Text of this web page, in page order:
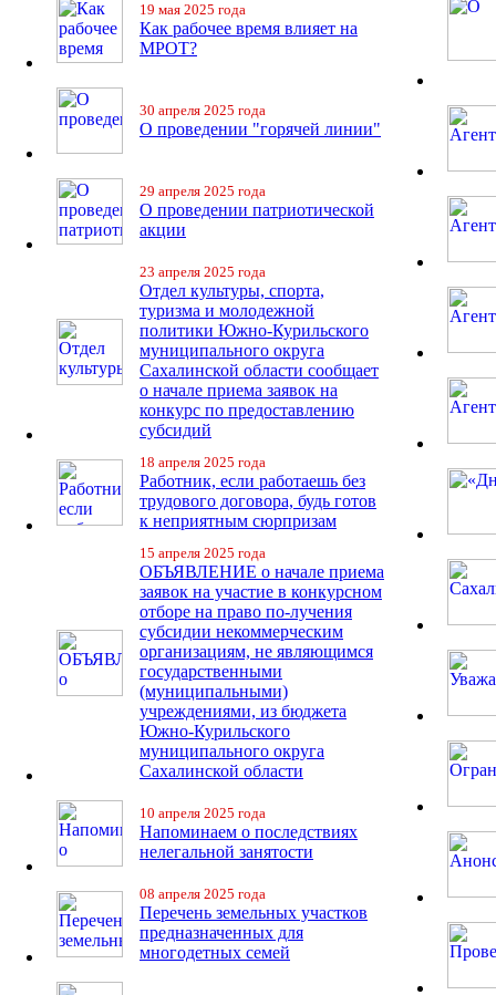
19 мая 2025 года
Как рабочее время влияет на
МРОТ?
30 апреля 2025 года
О проведении "горячей линии"
29 апреля 2025 года
О проведении патриотической
акции
23 апреля 2025 года
Отдел культуры, спорта,
туризма и молодежной
политики Южно-Курильского
муниципального округа
Сахалинской области сообщает
о начале приема заявок на
конкурс по предоставлению
субсидий
18 апреля 2025 года
Работник, если работаешь без
трудового договора, будь готов
к неприятным сюрпризам
15 апреля 2025 года
ОБЪЯВЛЕНИЕ о начале приема
заявок на участие в конкурсном
отборе на право по-лучения
субсидии некоммерческим
организациям, не являющимся
государственными
(муниципальными)
учреждениями, из бюджета
Южно-Курильского
муниципального округа
Сахалинской области
10 апреля 2025 года
Напоминаем о последствиях
нелегальной занятости
08 апреля 2025 года
Перечень земельных участков
предназначенных для
многодетных семей